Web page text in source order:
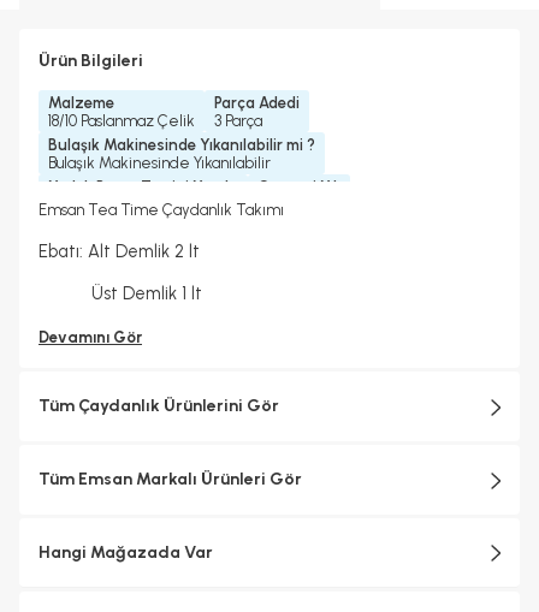
Ürün Bilgileri
Malzeme
18/10 Paslanmaz Çelik
Parça Adedi
3 Parça
Bulaşık Makinesinde Yıkanılabilir mi ?
Bulaşık Makinesinde Yıkanılabilir
Yedek Parça Temini Yapılır
Hayır
Garanti Yılı
2 Yıl
Emsan Tea Time Çaydanlık Takımı
Ebatı: Alt Demlik 2 lt
Üst Demlik 1 lt
Devamını Gör
Tüm Çaydanlık Ürünlerini Gör
Tüm Emsan Markalı Ürünleri Gör
Hangi Mağazada Var